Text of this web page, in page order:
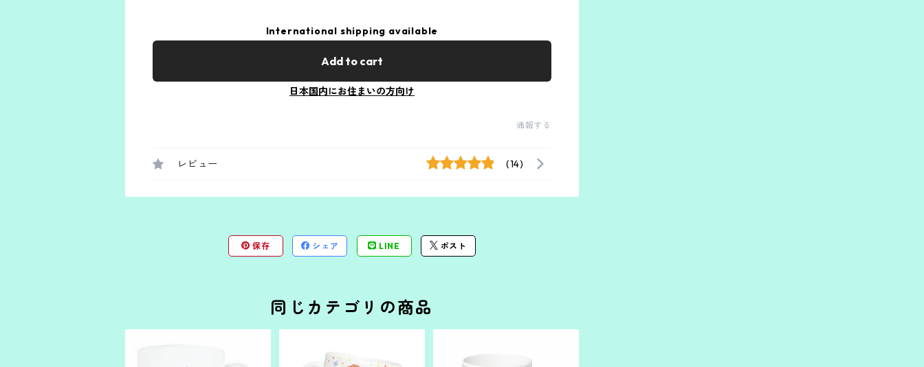
International shipping available
Add to cart
日本国内にお住まいの方向け
通報する
レビュー (14)
保存 シェア LINE ポスト
同じカテゴリの商品